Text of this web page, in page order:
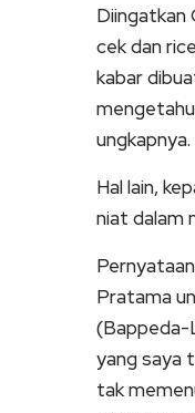
Diingatkan
cek dan
kabar
ungkapnya.
Hal lain,
niat dalam
Pratama
(Bappeda-
yang saya
tak